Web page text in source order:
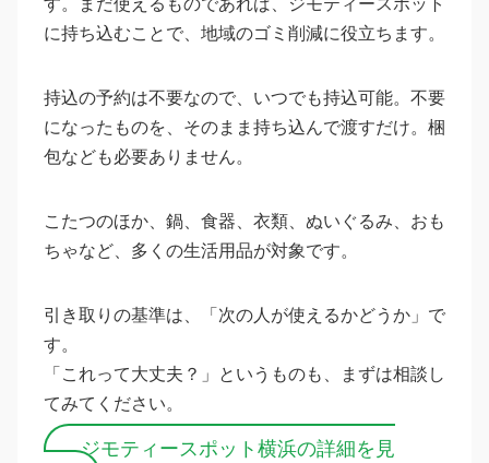
す。まだ使えるものであれば、ジモティースポット
に持ち込むことで、地域のゴミ削減に役立ちます。
持込の予約は不要なので、いつでも持込可能。不要
になったものを、そのまま持ち込んで渡すだけ。梱
包なども必要ありません。
こたつのほか、鍋、食器、衣類、ぬいぐるみ、おも
ちゃなど、多くの生活用品が対象です。
引き取りの基準は、「次の人が使えるかどうか」で
す。
「これって大丈夫？」というものも、まずは相談し
てみてください。
ジモティースポット横浜の詳細を見